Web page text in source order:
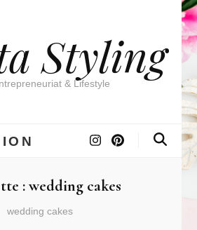
Styling
& Lifestyle
:wedding cakes
wedding cakes